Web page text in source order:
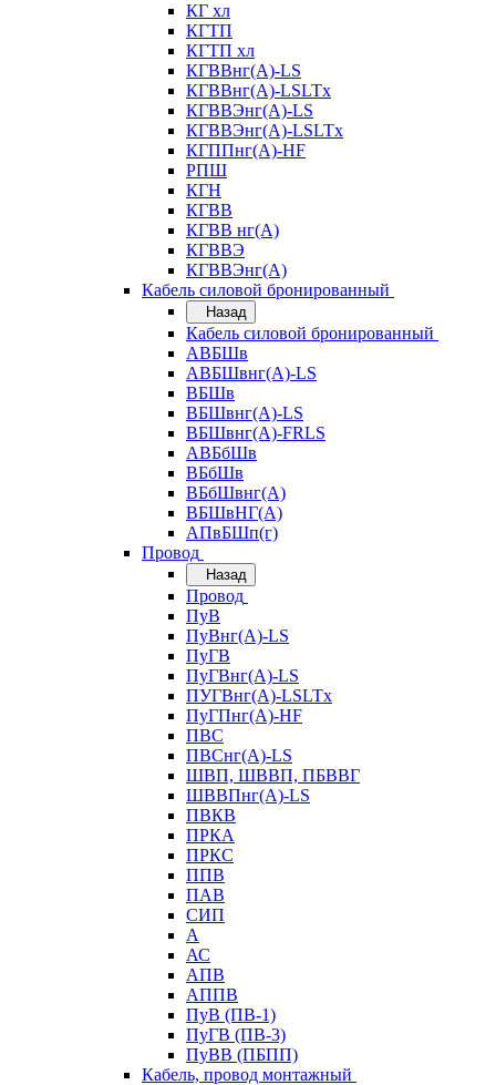
КГ хл
КГТП
КГТП хл
КГВВнг(А)-LS
КГВВнг(А)-LSLTx
КГВВЭнг(А)-LS
КГВВЭнг(А)-LSLTx
КГППнг(А)-HF
РПШ
КГН
КГВВ
КГВВ нг(А)
КГВВЭ
КГВВЭнг(А)
Кабель силовой бронированный
Назад
Кабель силовой бронированный
АВБШв
АВБШвнг(А)-LS
ВБШв
ВБШвнг(А)-LS
ВБШвнг(А)-FRLS
АВБбШв
ВБбШв
ВБбШвнг(А)
ВБШвНГ(А)
АПвБШп(г)
Провод
Назад
Провод
ПуВ
ПуВнг(А)-LS
ПуГВ
ПуГВнг(А)-LS
ПУГВнг(А)-LSLTx
ПуГПнг(А)-HF
ПВС
ПВСнг(А)-LS
ШВП, ШВВП, ПБВВГ
ШВВПнг(А)-LS
ПВКВ
ПРКА
ПРКС
ППВ
ПАВ
СИП
А
АС
АПВ
АППВ
ПуВ (ПВ-1)
ПуГВ (ПВ-3)
ПуВВ (ПБПП)
Кабель, провод монтажный